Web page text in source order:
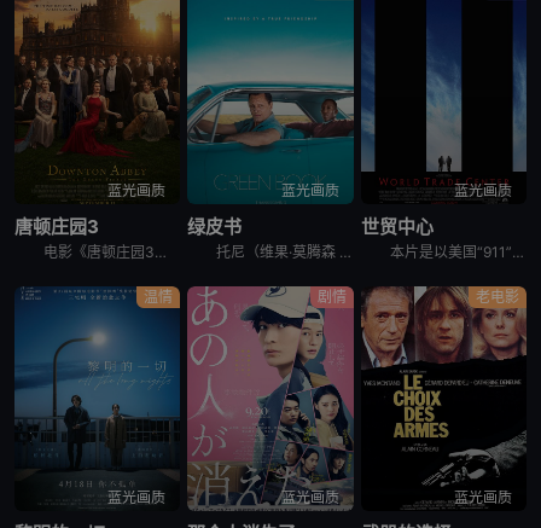
蓝光画质
唐顿庄园3
电影《唐顿庄园3》讲述了玛丽身陷公众丑闻，家族面临财务困境，全家面临着社会耻辱的威胁。克劳利家族必须拥抱变革，与下一代一起引领唐顿庄园走向未来。
蓝光画质
绿皮书
托尼（维果·莫腾森 Viggo Mortensen 饰）是一个吊儿郎当游手好闲的混混，在一家夜总会做侍者。这间夜总会因故要停业几个月，可托尼所要支付的房租和生活费不会因此取消，所以他的当务之急是去
蓝光画质
世贸中心
本片是以美国“911”事件为背景的灾难片，故事重现了当时那场突如其来的灾难。9月11日的一个美妙清晨，消防总署突然警铃大作，接到世贸中心遭到恐怖袭击而倒塌的消息后，消防警员约翰·迈克洛林（尼古拉斯
温情
蓝光画质
剧情
蓝光画质
老电影
蓝光画质